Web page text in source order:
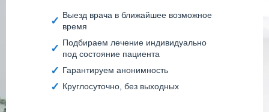
Выезд врача в ближайшее возможное
время
Подбираем лечение индивидуально
под состояние пациента
Гарантируем анонимность
Круглосуточно, без выходных